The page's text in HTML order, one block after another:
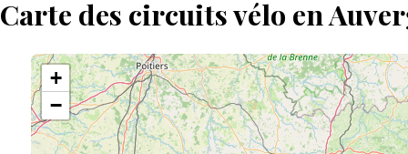
Carte des circuits vélo en
+
−